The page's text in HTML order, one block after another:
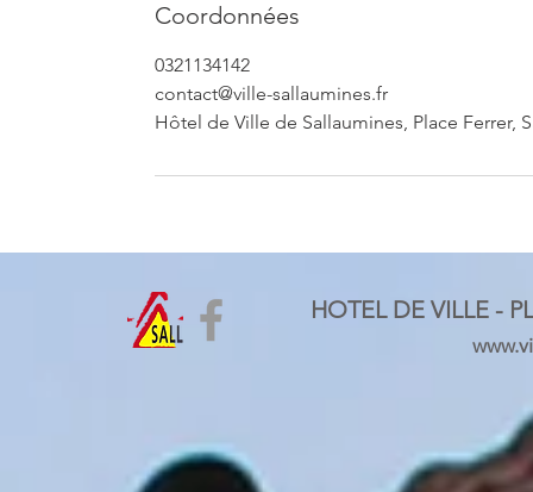
Coordonnées
0321134142
contact@ville-sallaumines.fr
Hôtel de Ville de Sallaumines, Place Ferrer,
HOTEL DE VILLE -